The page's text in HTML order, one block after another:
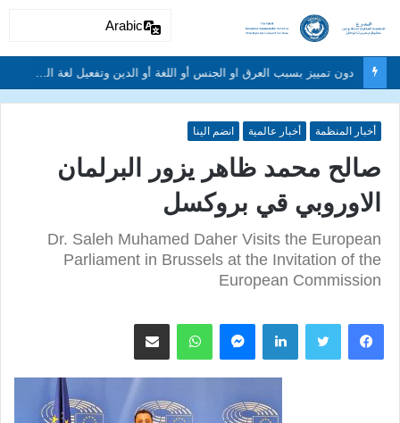
دون تمييز بسبب العرق او الجنس أو اللغة أو الدين وتفعيل لغة الحوار والتعايش السلمي ونبذ العنف والتطرف والتمييز العنصري
أخبار المنظمة أخبار عالمية انضم الينا
صالح محمد ظاهر يزور البرلمان
الاوروبي قي بروكسل
Dr. Saleh Muhamed Daher Visits the European
Parliament in Brussels at the Invitation of the
European Commission
لينكدإن ماسنجر واتساب مشاركة عبر البريد
Arabic